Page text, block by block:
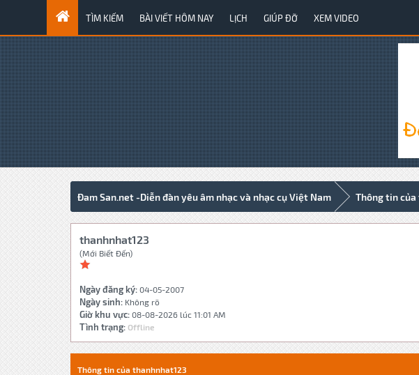
TÌM KIẾM BÀI VIẾT HÔM NAY LỊCH GIÚP ĐỠ XEM VIDEO
Đam San.net -Diễn đàn yêu âm nhạc và nhạc cụ Việt Nam Thông tin
thanhnhat123
(Mới Biết Đến)
Ngày đăng ký:04-05-2007
Ngày sinh:Không rõ
Giờ khu vực:08-08-2026 lúc 11:01 AM
Tình trạng: Offline
Thông tin của thanhnhat123